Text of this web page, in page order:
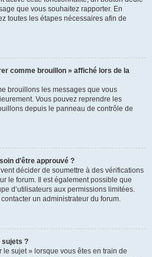
que vous souhaitez rapporter. En
toutes les étapes nécessaires afin de
comme brouillon » affiché lors de la
brouillons les messages que vous
Vous pouvez reprendre les
depuis le panneau de contrôle de
d’être approuvé ?
décider de soumettre à des vérifications
le forum. Il est également possible que
d’utilisateurs aux permissions limitées.
un administrateur du forum.
sujets ?
sujet » lorsque vous êtes en train de